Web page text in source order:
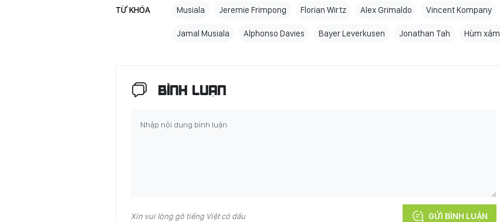
TỪ KHÓA Musiala Jeremie Frimpong Florian Wirtz Alex Grimaldo Vincent Kompany
Jamal Musiala Alphonso Davies Bayer Leverkusen Jonathan Tah Hùm xám
BÌNH LUẬN
Xin vui lòng gõ tiếng Việt có dấu GỬI BÌNH LUẬN